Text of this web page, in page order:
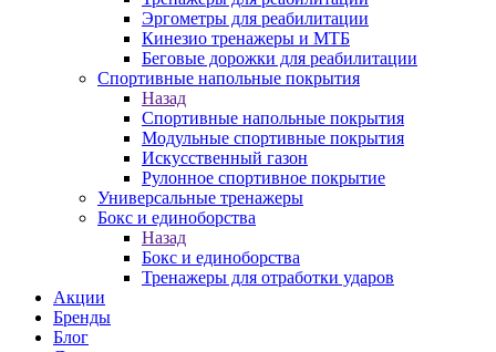
Эргометры для реабилитации
Кинезио тренажеры и МТБ
Беговые дорожки для реабилитации
Спортивные напольные покрытия
Назад
Спортивные напольные покрытия
Модульные спортивные покрытия
Искусственный газон
Рулонное спортивное покрытие
Универсальные тренажеры
Бокс и единоборства
Назад
Бокс и единоборства
Тренажеры для отработки ударов
Акции
Бренды
Блог